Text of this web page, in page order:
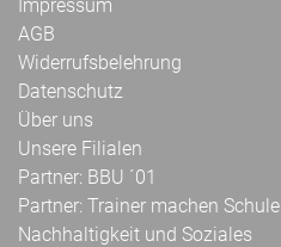
Impressum
AGB
Widerrufsbelehrung
Datenschutz
Über uns
Unsere Filialen
Partner: BBU ´01
Partner: Trainer machen Schule
Nachhaltigkeit und Soziales